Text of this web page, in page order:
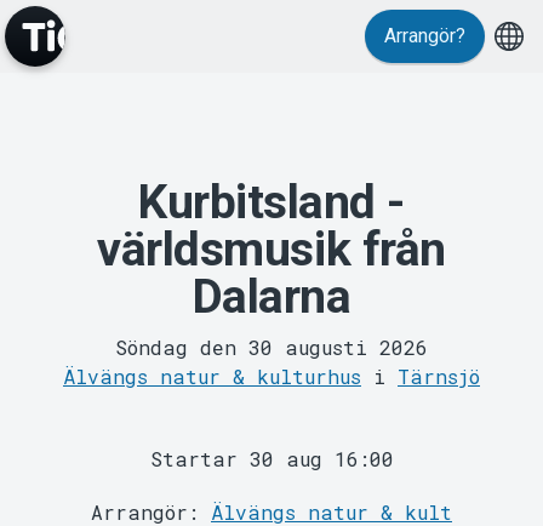
MyTickster
Support
Arrangör?
Kurbitsland -
världsmusik från
Dalarna
Söndag den 30 augusti 2026
Älvängs natur & kulturhus i Tärnsjö
Startar 30 aug 16:00
Arrangör: Älvängs natur & kult